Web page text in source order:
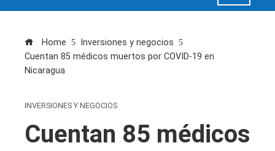
Home
Inversiones y negocios
Cuentan 85 médicos muertos por COVID-19 en
Nicaragua
INVERSIONES Y NEGOCIOS
Cuentan 85 médicos